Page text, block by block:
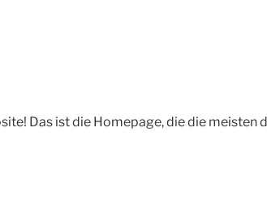
Das ist die Homepage, die die meisten